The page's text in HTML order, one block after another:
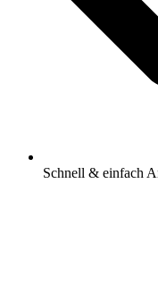
Schnell & einfach